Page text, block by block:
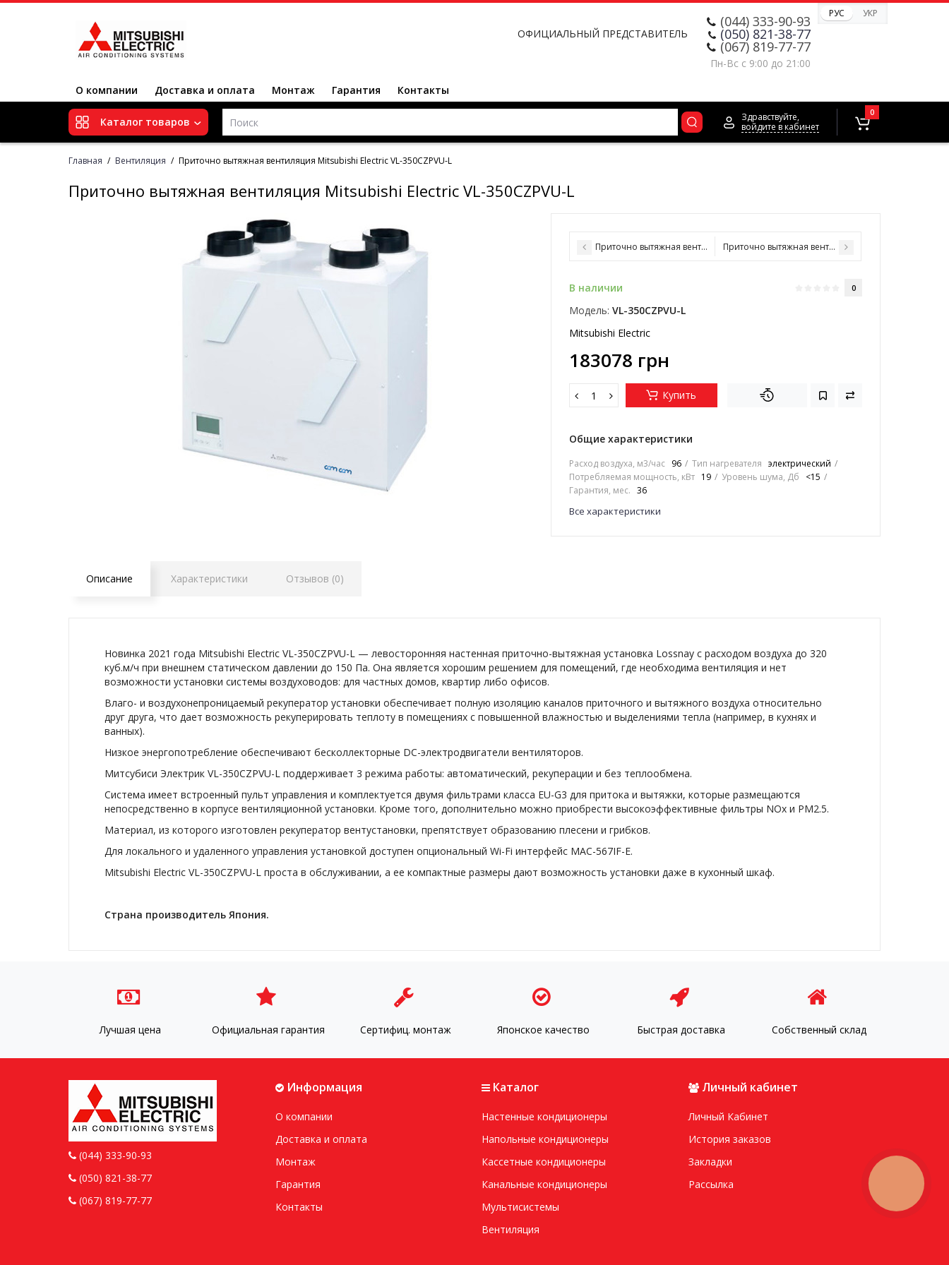
РУС УКР
ОФИЦИАЛЬНЫЙ ПРЕДСТАВИТЕЛЬ
(044) 333-90-93
(050) 821-38-77
(067) 819-77-77
Пн-Вс с 9:00 до 21:00
О компании
Доставка и оплата Монтаж Гарантия Контакты
Каталог товаров
Здравствуйте,
войдите в кабинет
0
Главная Вентиляция Приточно вытяжная вентиляция Mitsubishi Electric VL-350CZPVU-L
Приточно вытяжная вентиляция Mitsubishi Electric VL-350CZPVU-L
Приточно вытяжная вентиляция Mitsubishi Electric VL-350CZPVU-R
Приточно вытяжная вентиляция Mitsubishi Electric VL-
В наличии 0
Модель: VL-350CZPVU-L
Mitsubishi Electric
183078 грн
Купить
Общие характеристики
Расход воздуха, м3/час 96 Тип нагревателя электрический
Потребляемая мощность, кВт
19 Уровень шума, Дб
<15
Гарантия, мес. 36
Все характеристики
Описание Характеристики Отзывов (0)
Новинка 2021 года Mitsubishi Electric VL-350CZPVU-L — левосторонняя настенная приточно-вытяжная установка Lossnay с расходом воздуха до 320
куб.м/ч при внешнем статическом давлении до 150 Па. Она является хорошим решением для помещений, где необходима вентиляция и нет
возможности установки системы воздуховодов: для частных домов, квартир либо офисов.
Влаго- и воздухонепроницаемый рекуператор установки обеспечивает полную изоляцию каналов приточного и вытяжного воздуха относительно
друг друга, что дает возможность рекуперировать теплоту в помещениях с повышенной влажностью и выделениями тепла (например, в кухнях и
ванных).
Низкое энергопотребление обеспечивают бесколлекторные DC-электродвигатели вентиляторов.
Митсубиси Электрик VL-350CZPVU-L поддерживает 3 режима работы: автоматический, рекуперации и без теплообмена.
Система имеет встроенный пульт управления и комплектуется двумя фильтрами класса EU-G3 для притока и вытяжки, которые размещаются
непосредственно в корпусе вентиляционной установки. Кроме того, дополнительно можно приобрести высокоэффективные фильтры NOx и PM2.5.
Материал, из которого изготовлен рекуператор вентустановки, препятствует образованию плесени и грибков.
Для локального и удаленного управления установкой доступен опциональный Wi-Fi интерфейс MAC-567IF-E.
Mitsubishi Electric VL-350CZPVU-L проста в обслуживании, а ее компактные размеры дают возможность установки даже в кухонный шкаф.
Страна производитель Япония.
Лучшая цена Официальная гарантия Сертифиц. монтаж Японское качество Быстрая доставка Собственный склад
(044) 333-90-93
(050) 821-38-77
(067) 819-77-77
Информация
О компании
Доставка и оплата
Монтаж
Гарантия
Контакты
Каталог
Настенные кондиционеры
Напольные кондиционеры
Кассетные кондиционеры
Канальные кондиционеры
Мультисистемы
Вентиляция
Личный кабинет
Личный Кабинет
История заказов
Закладки
Рассылка